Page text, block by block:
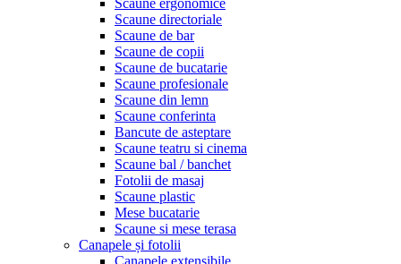
Scaune ergonomice
Scaune directoriale
Scaune de bar
Scaune de copii
Scaune de bucatarie
Scaune profesionale
Scaune din lemn
Scaune conferinta
Bancute de asteptare
Scaune teatru si cinema
Scaune bal / banchet
Fotolii de masaj
Scaune plastic
Mese bucatarie
Scaune si mese terasa
Canapele și fotolii
Canapele extensibile